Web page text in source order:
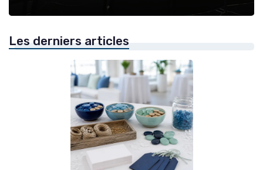
Les derniers articles